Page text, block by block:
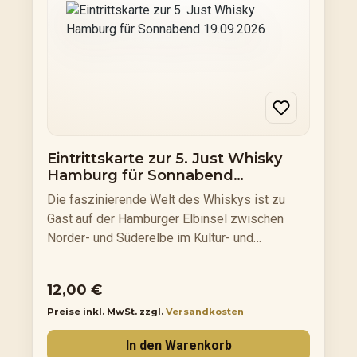
die Veranstaltung ab.
Eintrittskarte zur 5. Just Whisky
Hamburg für Sonnabend
19.09.2026
Die faszinierende Welt des Whiskys ist zu
Gast auf der Hamburger Elbinsel zwischen
Norder- und Süderelbe im Kultur- und
Hamburg“ der Name Programm: das Wasser
des Lebens in all seinen schönen Facetten zu
probieren und zu genießen, sei es als Single
Malt Scotch Whisky, Irish Pot Still Whiskey,
Regulärer Preis:
12,00 €
Preise inkl. MwSt. zzgl.Versandkosten
In den Warenkorb